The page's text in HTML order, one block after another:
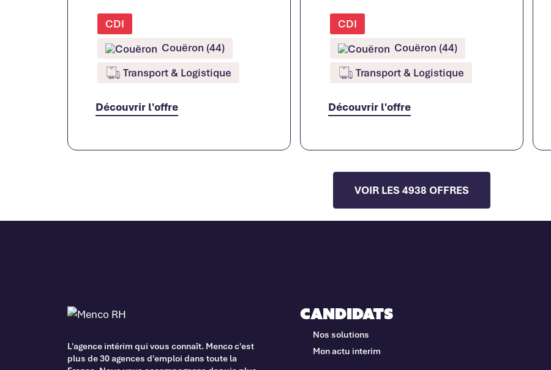
CDI
Couëron (44)
Transport & Logistique
Découvrir l'offre
CDI
Couëron (44)
Transport & Logistique
Découvrir l'offre
VOIR LES 4938 OFFRES
L'agence intérim qui vous connaît. Menco c'est
plus de 30 agences d'emploi dans toute la
Candidats
Nos solutions
Mon actu interim